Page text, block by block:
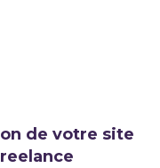
de votre site